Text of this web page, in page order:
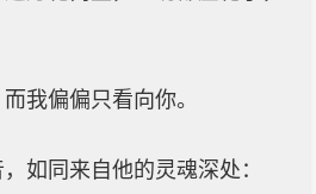
我偏偏只看向你。
如同来自他的灵魂深处：